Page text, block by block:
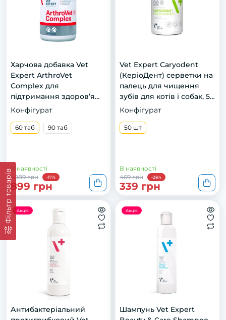
Фільтр товарів
Харчова добавка Vet
Expert ArthroVet
Complex для
підтримання здоров’я
фукції хрящів і суглобів у
Конфігурат
60 таб 90 таб
В наявності
1 089 грн
-17%
899 грн
Vet Expert Caryodent
(КеріоДент) серветки на
палець для чищення
зубів для котів і собак, 50
шт
Конфігурат
50 шт
В наявності
469 грн
-28%
339 грн
Акція
Антибактеріальний
Акція
Шампунь Vet Expert